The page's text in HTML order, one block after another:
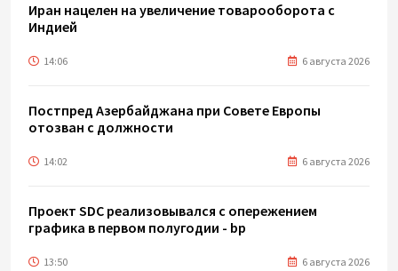
Иран нацелен на увеличение товарооборота с
Индией
14:06 6 августа 2026
Постпред Азербайджана при Совете Европы
отозван с должности
14:02 6 августа 2026
Проект SDC реализовывался с опережением
графика в первом полугодии - bp
13:50 6 августа 2026